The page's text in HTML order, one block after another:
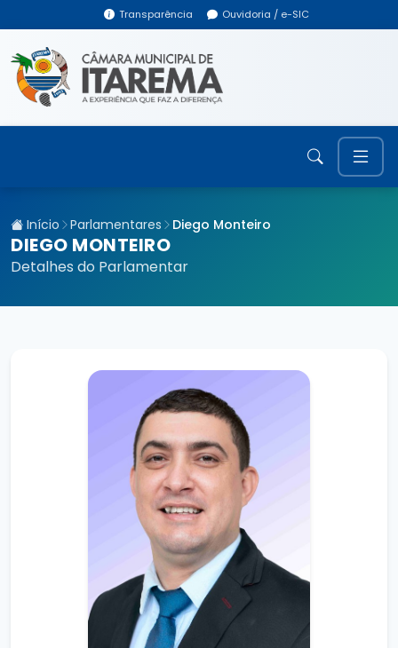
Transparência Ouvidoria / e-SIC
Início Parlamentares Diego Monteiro
DIEGO MONTEIRO
Detalhes do Parlamentar